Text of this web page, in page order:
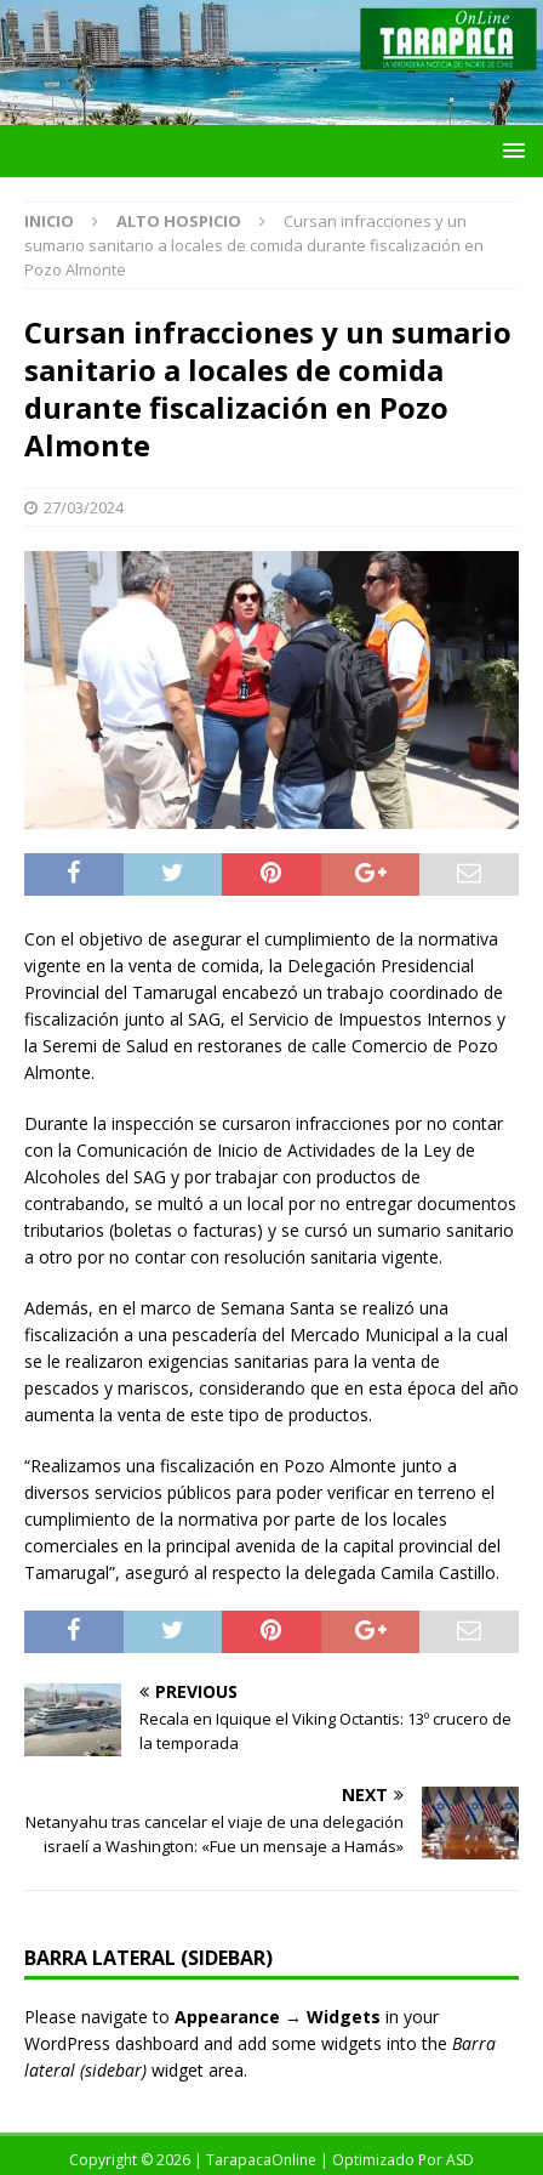
INICIO ALTO HOSPICIO
Cursan infracciones y un
sumario sanitario a locales de comida durante fiscalización en
Pozo Almonte
Cursan infracciones y un sumario
sanitario a locales de comida
durante fiscalización en Pozo
Almonte
27/03/2024
Con el objetivo de asegurar el cumplimiento de la normativa
vigente en la venta de comida, la Delegación Presidencial
Provincial del Tamarugal encabezó un trabajo coordinado de
fiscalización junto al SAG, el Servicio de Impuestos Internos y
la Seremi de Salud en restoranes de calle Comercio de Pozo
Almonte.
Durante la inspección se cursaron infracciones por no contar
con la Comunicación de Inicio de Actividades de la Ley de
Alcoholes del SAG y por trabajar con productos de
contrabando, se multó a un local por no entregar documentos
tributarios (boletas o facturas) y se cursó un sumario sanitario
a otro por no contar con resolución sanitaria vigente.
Además, en el marco de Semana Santa se realizó una
fiscalización a una pescadería del Mercado Municipal a la cual
se le realizaron exigencias sanitarias para la venta de
pescados y mariscos, considerando que en esta época del año
aumenta la venta de este tipo de productos.
“Realizamos una fiscalización en Pozo Almonte junto a
diversos servicios públicos para poder verificar en terreno el
cumplimiento de la normativa por parte de los locales
comerciales en la principal avenida de la capital provincial del
Tamarugal”, aseguró al respecto la delegada Camila Castillo.
PREVIOUS
Recala en Iquique el Viking Octantis: 13º crucero de
la temporada
NEXT
Netanyahu tras cancelar el viaje de una delegación
israelí a Washington: «Fue un mensaje a Hamás»
BARRA LATERAL (SIDEBAR)
Please navigate to Appearance → Widgets in your
WordPress dashboard and add some widgets into the Barra
lateral (sidebar) widget area.
Copyright © 2026 | TarapacaOnline | Optimizado PorASD